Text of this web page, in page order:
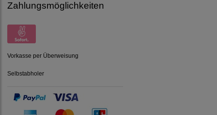
Zahlungsmöglichkeiten
Vorkasse per Überweisung
Selbstabholer